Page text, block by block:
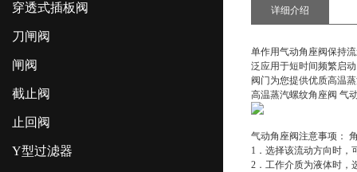
穿透式插板阀
刀闸阀
闸阀
截止阀
止回阀
Y型过滤器
详细介绍
单作用气动角座阀保持
泛应用于短时间频繁启
阀门为您提供优质高温
高温蒸汽螺纹角座阀 气
气动角座阀注意事项：
1．选择该流动方向时，
2．工作介质为液体时，